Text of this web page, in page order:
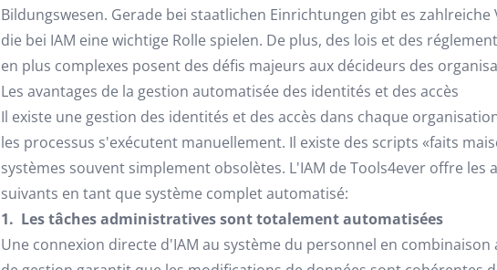
Bildungswesen. Gerade bei staatlichen Einrichtungen gibt es zahlreiche
die bei IAM eine wichtige Rolle spielen. De plus, des lois et des
en plus complexes posent des défis majeurs aux décideurs des
Les avantages de la gestion automatisée des identités et des accès
Il existe une gestion des identités et des accès dans chaque
les processus s'exécutent manuellement. Il existe des scripts «faits
systèmes souvent simplement obsolètes. L'IAM de Tools4ever offre les
suivants en tant que système complet automatisé:
1. Les tâches administratives sont totalement automatisées
Une connexion directe d'IAM au système du personnel en combinaison